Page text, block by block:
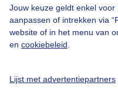
Jouw keuze geldt enkel
aanpassen of intrekken via
website of in het menu van
en cookiebeleid
Lijst met advertentiepartners
Adverteren
Buienradar Team